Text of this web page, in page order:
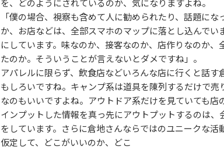
を、どのようにされているのか、気になりますよね。
「僕の場合、視察も含めて人に勧められたり、話題に
か、お店などは、全部スマホのマップに落とし込んで
にしています。味なのか、接客なのか、店作りなのか
たのか。そういうことが言えないとダメですね」。
アパレルに限らず、飲食店などいろんな店に行くと話
もしろいですね。キャンプ系は道具を陳列するだけで
なのもいいですよね。アウトドア系だけを見ていても店
インプットした情報を真っ先にアウトプットするのは
をしています。さらに倉地さんならではのユニークな
仮定して、どこがいいのか、どこ